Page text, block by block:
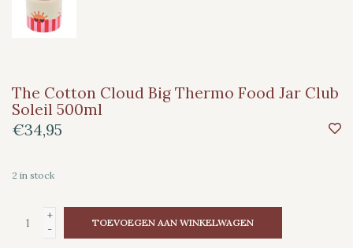
The Cotton Cloud Big Thermo Food Jar Club
Soleil 500ml
€34,95
2 in stock
+
-
TOEVOEGEN AAN WINKELWAGEN